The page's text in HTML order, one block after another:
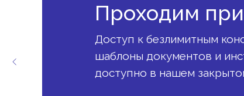
Проходим
Доступ к безлимитным
шаблоны документов и
доступно в нашем